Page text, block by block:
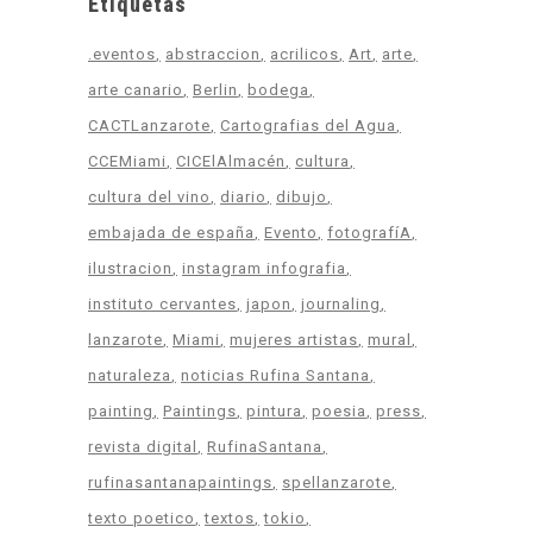
.eventos abstraccion acrilicos Art
arte
arte canario
Berlin
bodega
CACTLanzarote
Cartografias del Agua
CCEMiami
CICElAlmacén
cultura
cultura del vino
diario
dibujo
embajada de españa
Evento
fotografíA
ilustracion
instagram infografia
instituto cervantes japon
journaling
lanzarote Miami mujeres artistas mural
naturaleza
noticias Rufina Santana
painting
Paintings pintura poesia
press
revista digital
RufinaSantana
rufinasantanapaintings
spellanzarote
texto poetico
textos tokio